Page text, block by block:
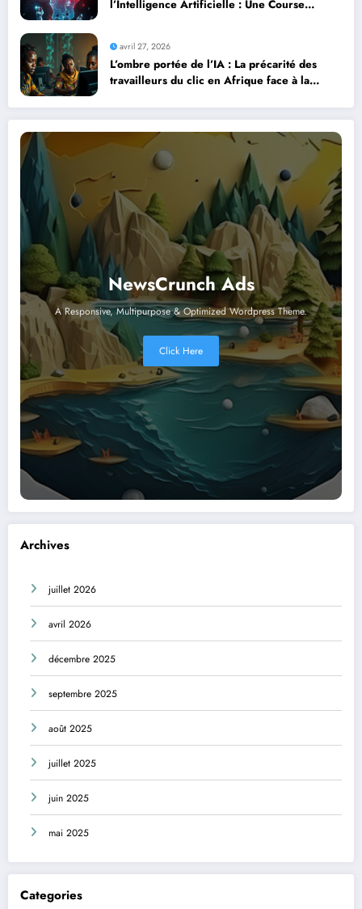
l’Intelligence Artificielle : Une Course
avril 27, 2026
L’ombre portée de l’IA : La précarité des
travailleurs du clic en Afrique face à la
NewsCrunch Ads
A Responsive, Multipurpose & Optimized Wordpress Theme.
Click Here
Archives
juillet 2026
avril 2026
décembre 2025
septembre 2025
août 2025
juillet 2025
juin 2025
mai 2025
Categories